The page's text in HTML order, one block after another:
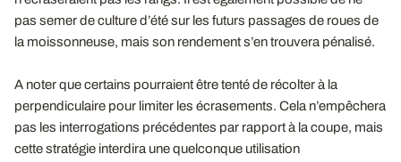
pas semer de culture d’été sur les futurs passages de roues de
la moissonneuse, mais son rendement s’en trouvera pénalisé.
A noter que certains pourraient être tenté de récolter à la
perpendiculaire pour limiter les écrasements. Cela n’empêchera
pas les interrogations précédentes par rapport à la coupe, mais
cette stratégie interdira une quelconque utilisation